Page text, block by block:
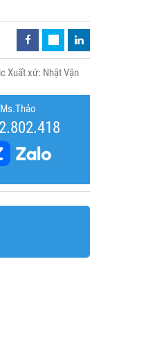
Xuất xứ: Nhật Vận
Ms.Thảo